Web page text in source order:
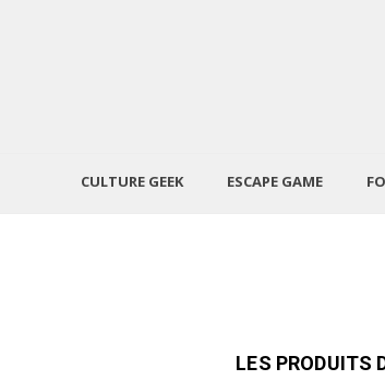
CULTURE GEEK ESCAPE GAME
LES PRODUITS